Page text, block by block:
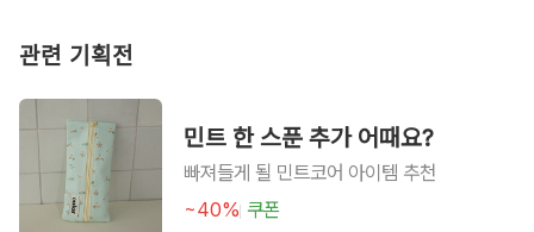
관련 기획전
민트 한 스푼 추가 어때요?
빠져들게 될 민트코어 아이템 추천
~40% 쿠폰